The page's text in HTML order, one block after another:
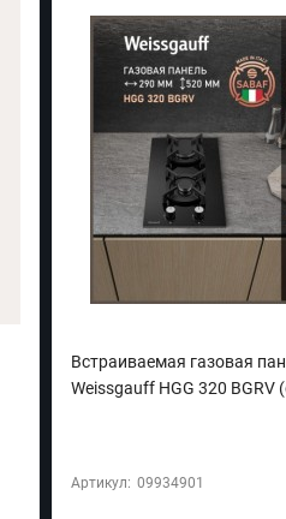
Встраиваемая газовая
Weissgauff HGG 320 BGRV
Артикул: 09934901